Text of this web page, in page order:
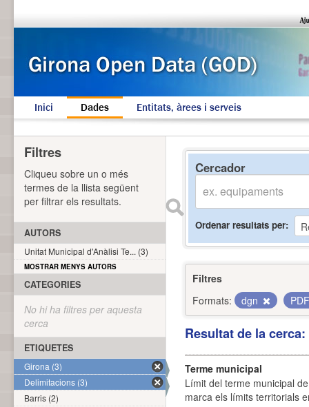
Inici Dades Entitats, àrees i serveis
Cercador
Ordenar resultats per
Filtres
Formats:
dgn
Resultat de la
Terme municipal
Límit del terme municipal
marca els límits territorials
Filtres
Cliqueu sobre un o més
termes de la llista següent
per filtrar els resultats.
AUTORS
Unitat Municipal d'Anàlisi Te... (3)
MOSTRAR MENYS AUTORS
CATEGORIES
No hi ha filtres per aquesta
cerca
ETIQUETES
Girona (3)
Delimitacions (3)
Barris (2)